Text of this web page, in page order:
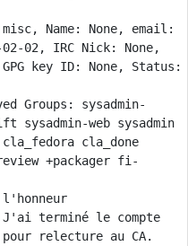
Name: None, email:
02, IRC Nick: None,
key ID: None, Status:
Groups: sysadmin-
sysadmin-web sysadmin
cla_done
+packager fi-
J'ai terminé le compte